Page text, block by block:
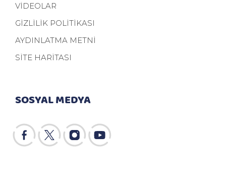
SOSYAL MEDYA
VİDEOLAR
GİZLİLİK POLİTİKASI
AYDINLATMA METNİ
SİTE HARİTASI